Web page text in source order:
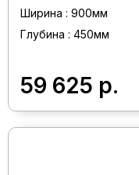
Ширина : 900мм
Глубина : 450мм
59 625 р.